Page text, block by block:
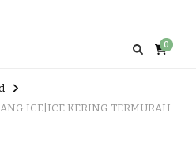
0
ICE|ICE KERING TERMURAH